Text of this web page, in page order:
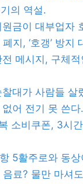
의 역설.
원금이 대부업자
지, ‘호갱’ 방지
메시지, 구체
찰대가 사람들 살
없어 전기 못 쓴다.
소비쿠폰, 3시
5활주로와 동상
음료? 물만 마셔